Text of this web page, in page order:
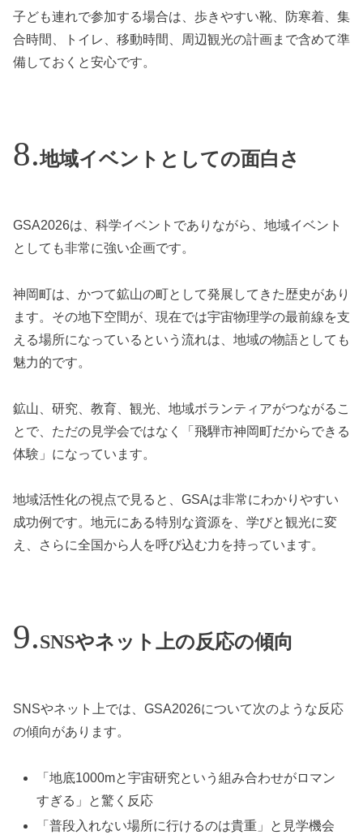
子ども連れで参加する場合は、歩きやすい靴、防寒着、集
合時間、トイレ、移動時間、周辺観光の計画まで含めて準
備しておくと安心です。
地域イベントとしての面白さ
GSA2026は、科学イベントでありながら、地域イベント
としても非常に強い企画です。
神岡町は、かつて鉱山の町として発展してきた歴史があり
ます。その地下空間が、現在では宇宙物理学の最前線を支
える場所になっているという流れは、地域の物語としても
魅力的です。
鉱山、研究、教育、観光、地域ボランティアがつながるこ
とで、ただの見学会ではなく「飛騨市神岡町だからできる
体験」になっています。
地域活性化の視点で見ると、GSAは非常にわかりやすい
成功例です。地元にある特別な資源を、学びと観光に変
え、さらに全国から人を呼び込む力を持っています。
SNSやネット上の反応の傾向
SNSやネット上では、GSA2026について次のような反応
の傾向があります。
「地底1000mと宇宙研究という組み合わせがロマン
すぎる」と驚く反応
「普段入れない場所に行けるのは貴重」と見学機会